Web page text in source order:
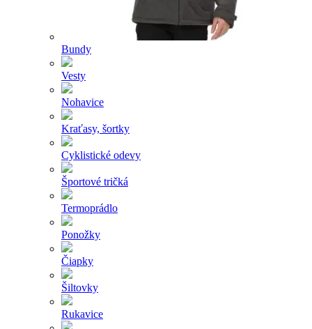
Bundy
Vesty
Nohavice
Kraťasy, šortky
Cyklistické odevy
Športové tričká
Termoprádlo
Ponožky
Čiapky
Šiltovky
Rukavice